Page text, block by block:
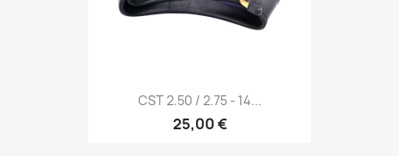
CST 2.50 / 2.75 - 14...
25,00 €